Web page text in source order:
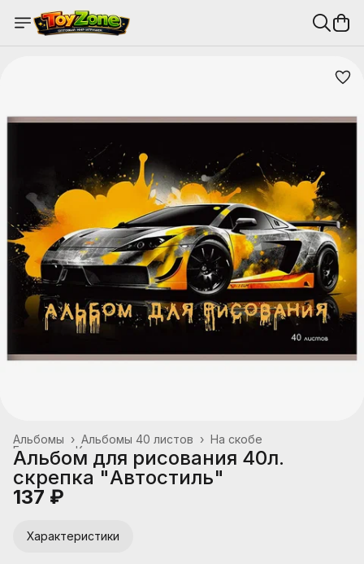
На скобе
Альбомы 40 листов ›
Альбомы ›
Канцтовары, школьные принадлежности
Главная
Альбом для рисования 40л.
скрепка "Автостиль"
137 ₽
Характеристики